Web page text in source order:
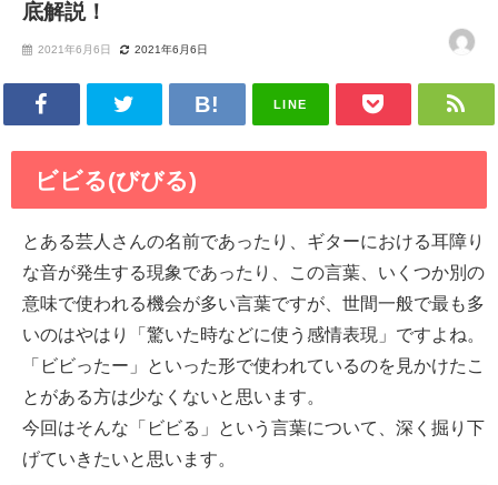
底解説！
2021年6月6日 2021年6月6日
LINE
ビビる(びびる)
とある芸人さんの名前であったり、ギターにおける耳障り
な音が発生する現象であったり、この言葉、いくつか別の
意味で使われる機会が多い言葉ですが、世間一般で最も多
いのはやはり「驚いた時などに使う感情表現」ですよね。
「ビビったー」といった形で使われているのを見かけたこ
とがある方は少なくないと思います。
今回はそんな「ビビる」という言葉について、深く掘り下
げていきたいと思います。